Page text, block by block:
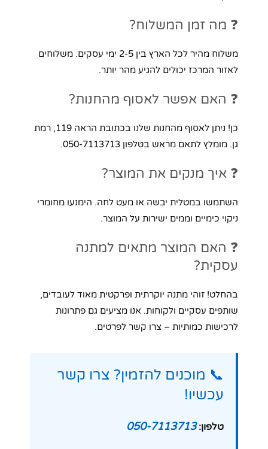
❓ מה זמן המשלוח?
משלוח מהיר לכל הארץ בין 2-5 ימי עסקים. משלוחים
לאזור המרכז יכולים להגיע מהר יותר.
❓ האם אפשר לאסוף מהחנות?
כן! ניתן לאסוף מהחנות שלנו בכתובת הראה 119, רמת
גן. מומלץ לתאם מראש בטלפון 050-7113713.
❓ איך מנקים את המוצר?
השתמשו במטלית יבשה או מעט לחה. הימנעו מחומרי
ניקוי כימיים וממים ישירות על המוצר.
❓ האם המוצר מתאים למתנה
עסקית?
בהחלט! זוהי מתנה יוקרתית ופרקטית מאוד לעובדים,
שותפים עסקיים ולקוחות. אנו מציעים גם פתרונות
לרכישות כמותיות – צרו קשר לפרטים.
📞 מוכנים להזמין? צרו קשר
עכשיו!
טלפון: 050-7113713